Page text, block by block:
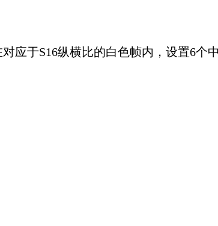
应于S16纵横比的白色帧内，设置6个